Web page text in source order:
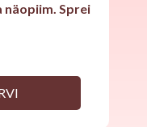
näopiim. Sprei